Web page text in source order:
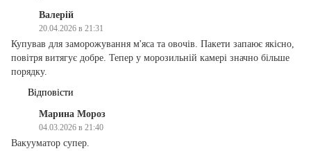
Валерій
20.04.2026 в 21:31
Купував для заморожування м'яса та овочів. Пакети запаює якісно,
повітря витягує добре. Тепер у морозильній камері значно більше
порядку.
Відповісти
Марина Мороз
04.03.2026 в 21:40
Вакууматор супер.